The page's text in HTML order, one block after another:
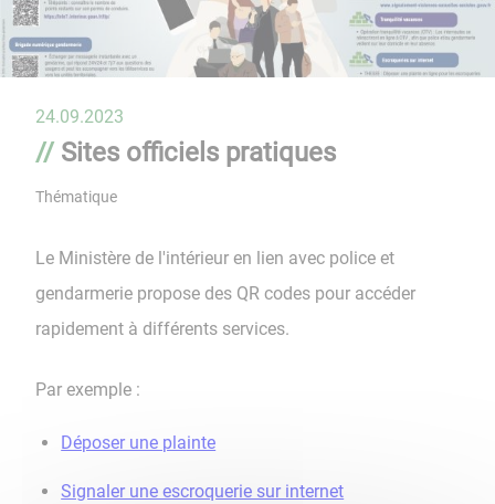
24.09.2023
Sites officiels pratiques
Thématique
Le Ministère de l'intérieur en lien avec police et
gendarmerie propose des QR codes pour accéder
rapidement à différents services.
Par exemple :
Déposer une plainte
Signaler une escroquerie sur internet